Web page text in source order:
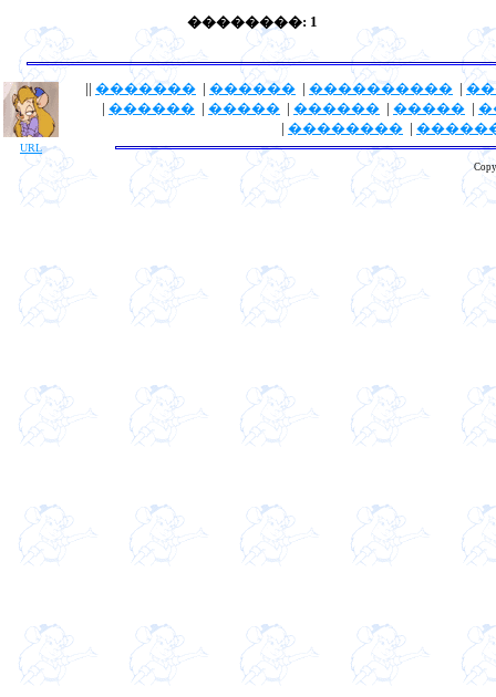
��������: 1
URL
|| ������� | ������ | ���������� |
| ������ | ����� | ������ | ����� |
| �������� |